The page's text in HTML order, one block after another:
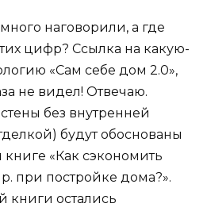
наговорили, а где
цифр? Ссылка на какую-
«Сам себе дом 2.0»,
не видел! Отвечаю.
без внутренней
будут обоснованы
«Как сэкономить
при постройке дома?».
книги остались